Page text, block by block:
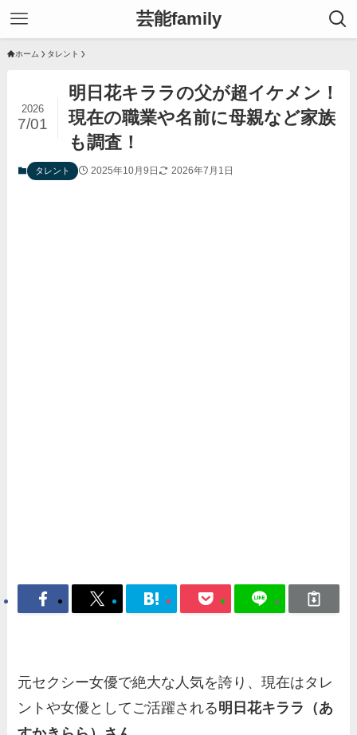
芸能family
ホーム タレント
明日花キララの父が超イケメン！
現在の職業や名前に母親など家族
も調査！
2026
7/01
タレント 2025年10月9日 2026年7月1日
元セクシー女優で絶大な人気を誇り、現在はタレ
ントや女優としてご活躍される明日花キララ（あ